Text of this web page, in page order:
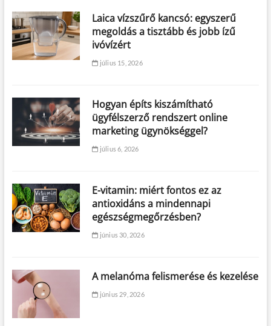
Laica vízszűrő kancsó: egyszerű
megoldás a tisztább és jobb ízű
ivóvízért
július 15, 2026
Hogyan építs kiszámítható
ügyfélszerző rendszert online
marketing ügynökséggel?
július 6, 2026
E-vitamin: miért fontos ez az
antioxidáns a mindennapi
egészségmegőrzésben?
június 30, 2026
A melanóma felismerése és kezelése
június 29, 2026